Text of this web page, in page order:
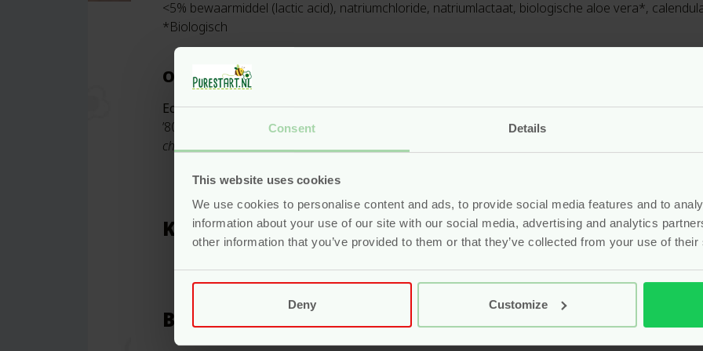
Consent Details
This website uses cookies
We use cookies to personalise content and ads, to provide social media features and to
information about your use of our site with our social media, advertising and analytics
other information that you’ve provided to them or that they’ve collected from your use of
Deny Customize
<5% bewaarmiddel (lactic acid), natriumchloride, natriumlactaat, biologische aloe vera*,
*Biologisch
Over het merk Ecodoo
Ecodoois een Frans merk gespecialiseerd inecologische huishoud- en schoonmaakproducten
’80 op de markt zijn. Het merk richt zich op consumenten die hun leefomgeving schoon willen
chemicaliën en met minimale impact op het milieu
Kenmerken
Inhoud 1 liter
Beoordelingen